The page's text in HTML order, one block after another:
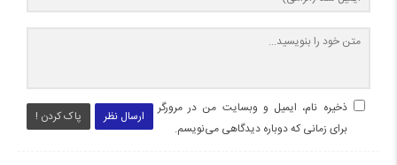
ارسال نظر پاک کردن !
ذخیره نام، ایمیل و وبسایت من در مرورگر
برای زمانی که دوباره دیدگاهی می‌نویسم.